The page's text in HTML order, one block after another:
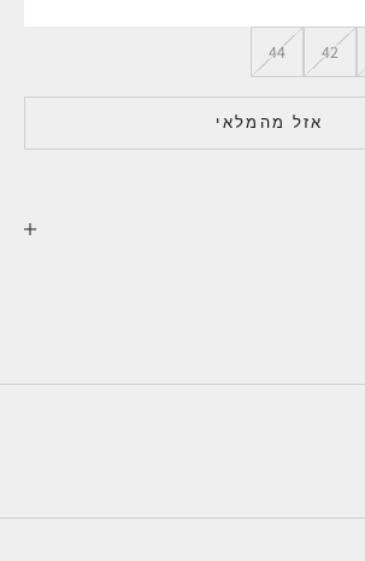
42
44
אזל מהמלאי